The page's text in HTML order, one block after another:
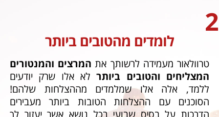
לומדים מהטובים ביותר
טרוולאור מעמידה לרשותך אתהמרצים והמנטורים
המצליחים והטובים ביותרלא אלו שרק יודעים
ללמד, אלה אלו שמלמדים מההצלחות שלהם!
הסוכנים עם ההצלחות הטובות ביותר מעבירים
הדרכות על בסיס שבועי בכל נושא אשר יעזור לך
2